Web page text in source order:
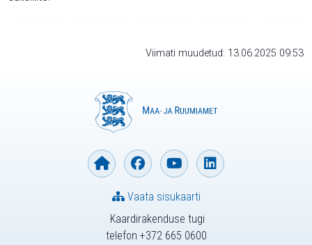
Viimati muudetud: 13.06.2025 09:53
Kaardirakenduse tugi
telefon +372 665 0600
Vaata sisukaarti